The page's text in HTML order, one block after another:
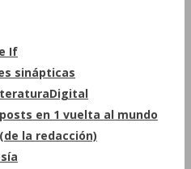
If
sinápticas
posts en 1 vuelta al mundo
la redacción)